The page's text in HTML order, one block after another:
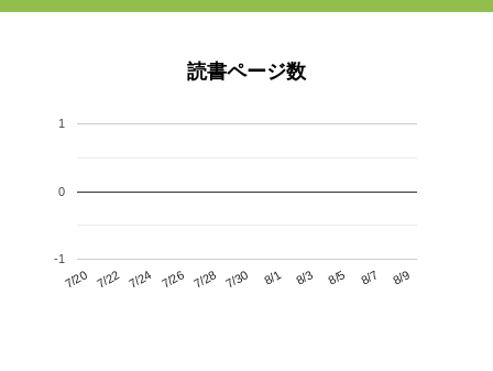
読書ページ数
7/20 7/22 7/24 7/26 7/28 7/30 8/1 8/3 8/5 8/7 8/9
-1
0
1